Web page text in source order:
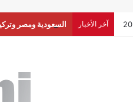
آخر الأخبار السعودية ومصر